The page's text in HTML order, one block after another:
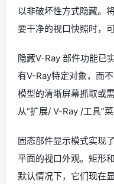
以非破坏性方式隐藏。
要干净的视口快照时，
隐藏V-Ray 部件功能已
有V-Ray特定对象，而
模型的清晰屏幕抓取或
从“扩展/ V-Ray /工具”
固态部件显示模式实现
平面的视口外观。矩形
默认情况下，它们现在